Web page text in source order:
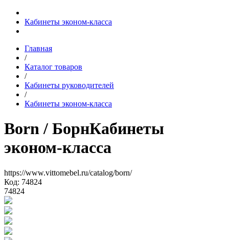
Кабинеты эконом-класса
Главная
/
Каталог товаров
/
Кабинеты руководителей
/
Кабинеты эконом-класса
Born / БорнКабинеты
эконом-класса
https://www.vittomebel.ru/catalog/born/
Код: 74824
74824